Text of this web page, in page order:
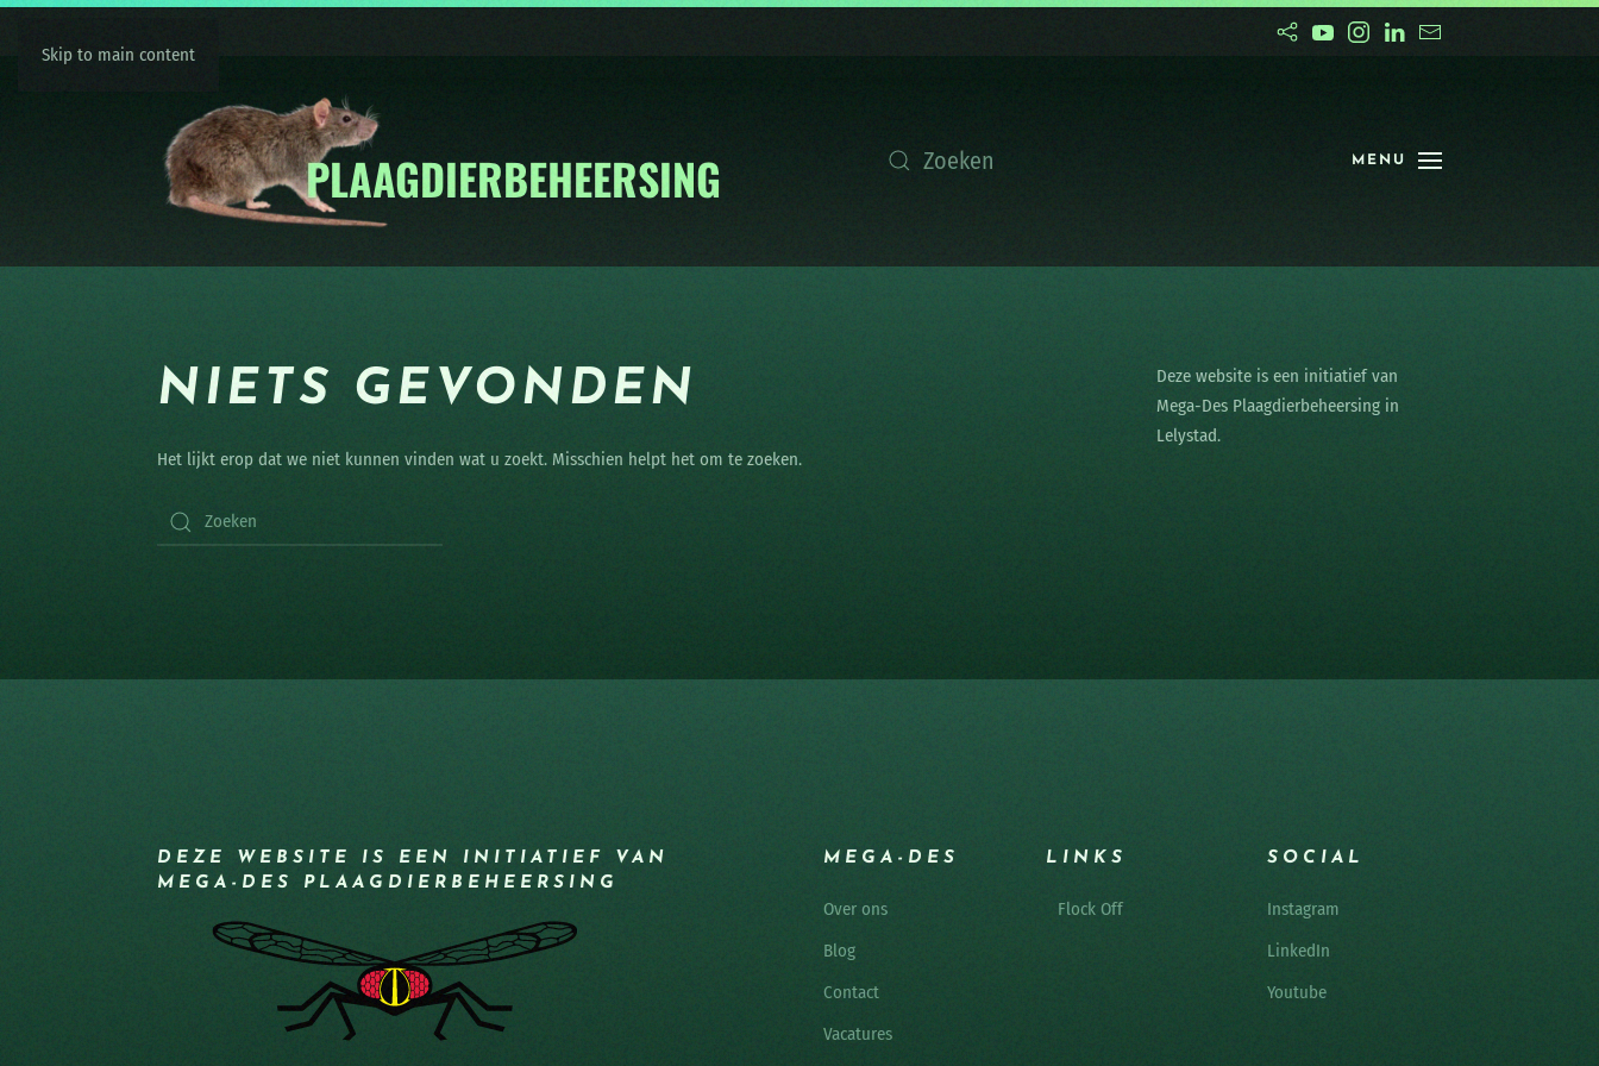
Skip to main content
MENU
NIETS GEVONDEN
Het lijkt erop dat we niet kunnen vinden wat u zoekt. Misschien helpt het om te zoeken.
Deze website is een initiatief van
Mega-Des Plaagdierbeheersing in
Lelystad.
DEZE WEBSITE IS EEN INITIATIEF VAN
MEGA-DES PLAAGDIERBEHEERSING
MEGA-DES
Over ons
Blog
Contact
Vacatures
LINKS
Flock Off
SOCIAL
Instagram
LinkedIn
Youtube